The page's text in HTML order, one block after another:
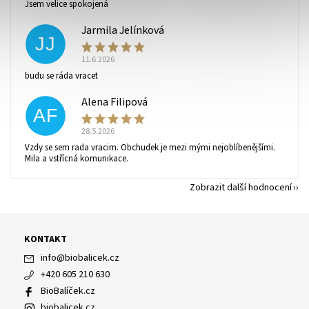
ochrany osobních údajů
Jsem velice spokojená
JJ
Jarmila Jelínková
11.6.2026
budu se ráda vracet
AF
Alena Filipová
28.5.2026
Vzdy se sem rada vracim. Obchudek je mezi mými nejoblíbenějšími.
Mila a vstřícná komunikace.
Zobrazit další hodnocení
KONTAKT
info@biobalicek.cz
+420 605 210 630
BioBalíček.cz